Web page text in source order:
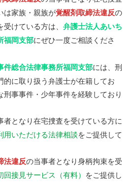
は家族・親族が覚醒剤取締法違反の
受けている方は、弁護士法人あいち
福岡支部にぜひ一度ご相談くださ
件総合法律事務所福岡支部には、刑
的に取り扱う弁護士が在籍してお
刑事事件・少年事件を経験しており
者となり在宅捜査を受けている方に
用いただける法律相談をご提供して
法違反の当事者となり身柄拘束を受
回接見サービス（有料） をご提供し